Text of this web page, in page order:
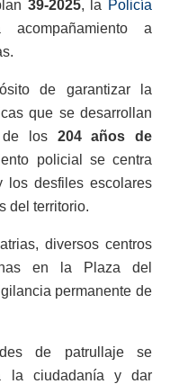
39-2025, la Policía
acompañamiento a
de garantizar la
que se desarrollan
los 204 años de
policial se centra
los desfiles escolares
del territorio.
diversos centros
en la Plaza del
permanente de
de patrullaje se
la ciudadanía y dar